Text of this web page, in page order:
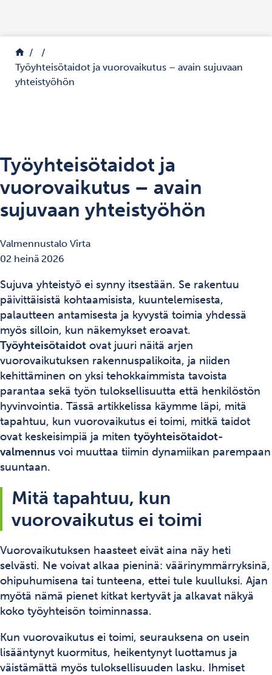
Palaa etusivulle
Työyhteisötaidot ja vuorovaikutus – avain sujuvaan
yhteistyöhön
Työyhteisötaidot ja
vuorovaikutus – avain
sujuvaan yhteistyöhön
Valmennustalo Virta
02 heinä 2026
Sujuva yhteistyö ei synny itsestään. Se rakentuu
päivittäisistä kohtaamisista, kuuntelemisesta,
palautteen antamisesta ja kyvystä toimia yhdessä
myös silloin, kun näkemykset eroavat.
Työyhteisötaidot ovat juuri näitä arjen
vuorovaikutuksen rakennuspalikoita, ja niiden
kehittäminen on yksi tehokkaimmista tavoista
parantaa sekä työn tuloksellisuutta että henkilöstön
hyvinvointia. Tässä artikkelissa käymme läpi, mitä
tapahtuu, kun vuorovaikutus ei toimi, mitkä taidot
ovat keskeisimpiä ja miten työyhteisötaidot-
valmennus voi muuttaa tiimin dynamiikan parempaan
suuntaan.
Mitä tapahtuu, kun
vuorovaikutus ei toimi
Vuorovaikutuksen haasteet eivät aina näy heti
selvästi. Ne voivat alkaa pieninä: väärinymmärryksinä,
ohipuhumisena tai tunteena, ettei tule kuulluksi. Ajan
myötä nämä pienet kitkat kertyvät ja alkavat näkyä
koko työyhteisön toiminnassa.
Kun vuorovaikutus ei toimi, seurauksena on usein
lisääntynyt kuormitus, heikentynyt luottamus ja
väistämättä myös tuloksellisuuden lasku. Ihmiset